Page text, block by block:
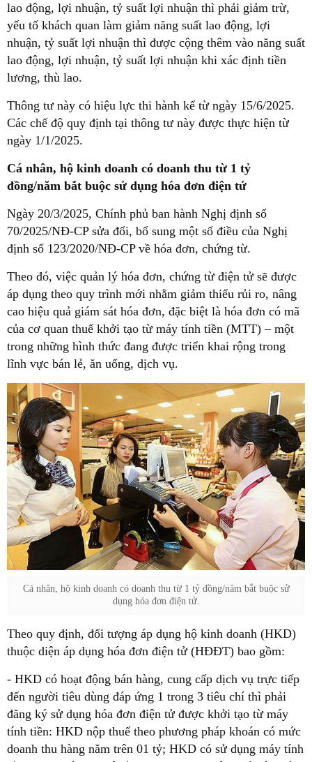
lao động, lợi nhuận, tỷ suất lợi nhuận thì phải giảm trừ,
yếu tố khách quan làm giảm năng suất lao động, lợi
nhuận, tỷ suất lợi nhuận thì được cộng thêm vào năng suất
lao động, lợi nhuận, tỷ suất lợi nhuận khi xác định tiền
lương, thù lao.
Thông tư này có hiệu lực thi hành kể từ ngày 15/6/2025.
Các chế độ quy định tại thông tư này được thực hiện từ
ngày 1/1/2025.
Cá nhân, hộ kinh doanh có doanh thu từ 1 tỷ
đồng/năm bắt buộc sử dụng hóa đơn điện tử
Ngày 20/3/2025, Chính phủ ban hành Nghị định số
70/2025/NĐ-CP sửa đổi, bổ sung một số điều của Nghị
định số 123/2020/NĐ-CP về hóa đơn, chứng từ.
Theo đó, việc quản lý hóa đơn, chứng từ điện tử sẽ được
áp dụng theo quy trình mới nhằm giảm thiểu rủi ro, nâng
cao hiệu quả giám sát hóa đơn, đặc biệt là hóa đơn có mã
của cơ quan thuế khởi tạo từ máy tính tiền (MTT) – một
trong những hình thức đang được triển khai rộng trong
lĩnh vực bán lẻ, ăn uống, dịch vụ.
Cá nhân, hộ kinh doanh có doanh thu từ 1 tỷ đồng/năm bắt buộc sử
dụng hóa đơn điện tử.
Theo quy định, đối tượng áp dụng hộ kinh doanh (HKD)
thuộc diện áp dụng hóa đơn điện tử (HĐĐT) bao gồm:
- HKD có hoạt động bán hàng, cung cấp dịch vụ trực tiếp
đến người tiêu dùng đáp ứng 1 trong 3 tiêu chí thì phải
đăng ký sử dụng hóa đơn điện tử được khởi tạo từ máy
tính tiền: HKD nộp thuế theo phương pháp khoán có mức
doanh thu hàng năm trên 01 tỷ; HKD có sử dụng máy tính